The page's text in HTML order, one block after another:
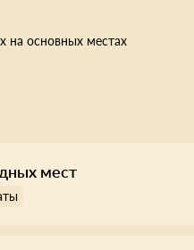
на основных местах
мест